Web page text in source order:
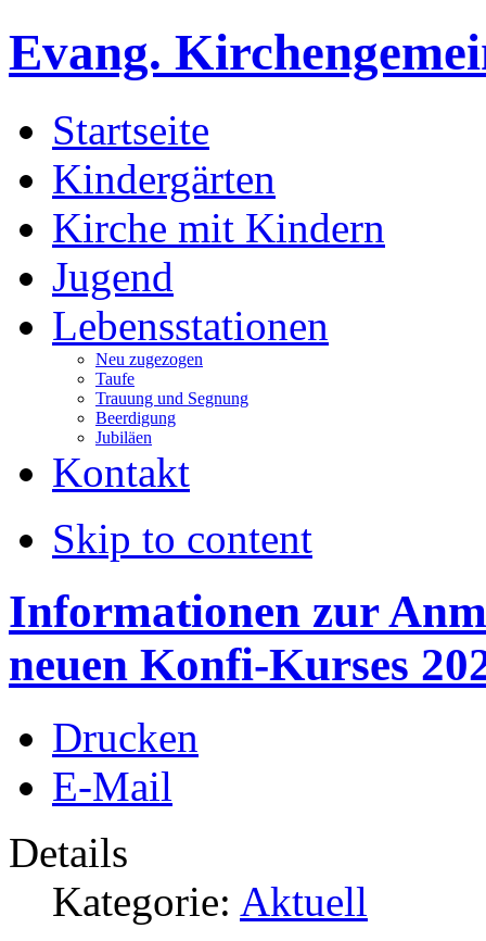
Evang.
Startseite
Kindergärten
Kirche mit Kindern
Jugend
Lebensstationen
Neu zugezogen
Taufe
Trauung und Segnung
Beerdigung
Jubiläen
Kontakt
Skip to content
Informationen zur
neuen Konfi-Kurses
Drucken
E-Mail
Details
Kategorie: Aktuell